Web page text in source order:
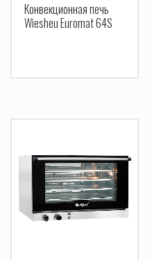
Конвекционная печь
Wiesheu Euromat 64S